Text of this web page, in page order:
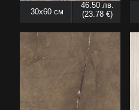
30x60 см
46.50 лв.
(23.78 €)